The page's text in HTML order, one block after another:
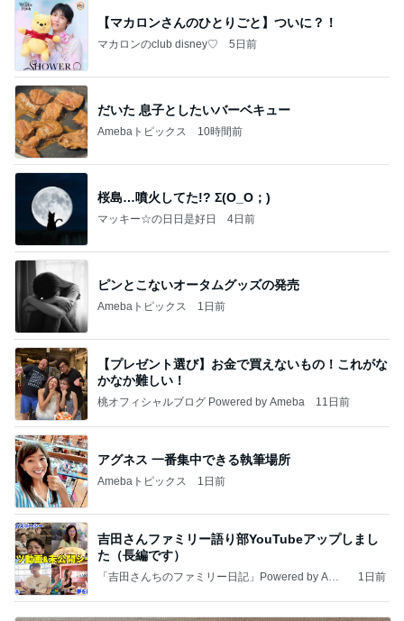
【マカロンさんのひとりごと】ついに？！
マカロンのclub disney♡ 5日前
だいた 息子としたいバーベキュー
Amebaトピックス 10時間前
桜島…噴火してた!? Σ(O_O；)
マッキー☆の日日是好日 4日前
ピンとこないオータムグッズの発売
Amebaトピックス 1日前
【プレゼント選び】お金で買えないもの！これがな
かなか難しい！
桃オフィシャルブログ Powered by Ameba 11日前
アグネス 一番集中できる執筆場所
Amebaトピックス 1日前
吉田さんファミリー語り部YouTubeアップしまし
た（長編です）
「吉田さんちのファミリー日記」Powered by Ame
1日前